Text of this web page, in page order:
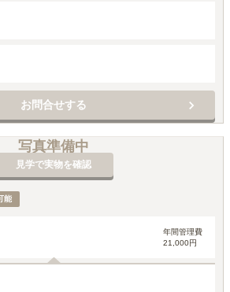
お問合せする
写真準備中
見学で実物を確認
能
年間管理費
21,000円